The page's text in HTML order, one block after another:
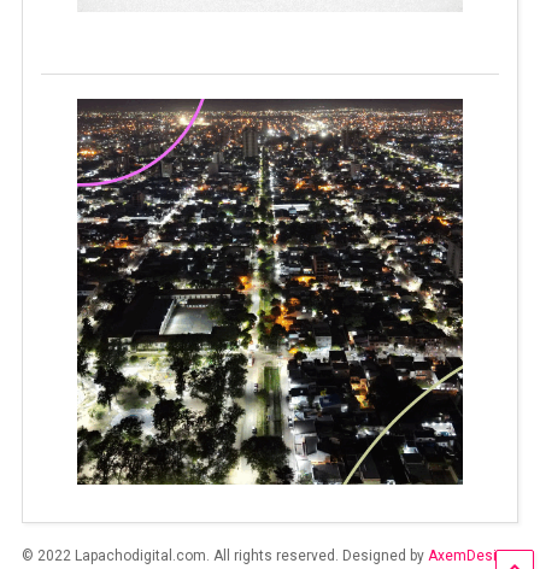
© 2022 Lapachodigital.com. All rights reserved. Designed by AxemDesign